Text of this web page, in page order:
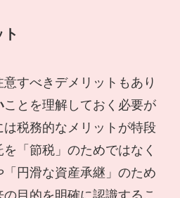
すべきデメリットもあり
ことを理解しておく必要が
税務的なメリットが特段
「節税」のためではなく
「円滑な資産承継」のため